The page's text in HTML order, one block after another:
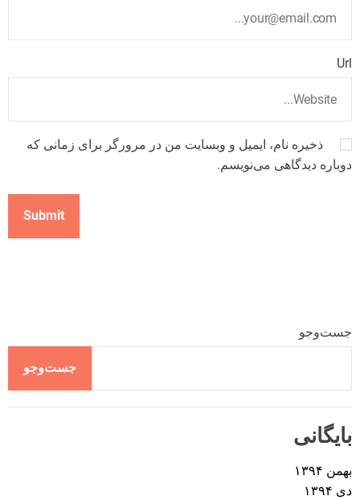
Url
ذخیره نام، ایمیل و وبسایت من در مرورگر برای زمانی که
دوباره دیدگاهی می‌نویسم.
جست‌وجو
جست‌وجو
بایگانی
بهمن ۱۳۹۴
دی ۱۳۹۴